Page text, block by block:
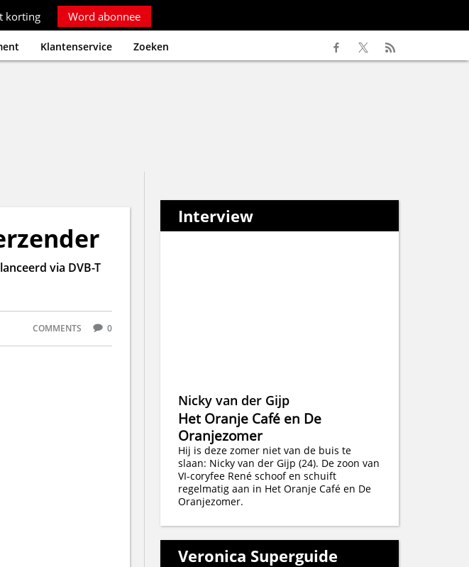
korting Word abonnee
Klantenservice Zoeken
via DVB-T
COMMENTS 0
Interview
Nicky van der Gijp
Het Oranje Café en De
Oranjezomer
Hij is deze zomer niet van de buis te
slaan: Nicky van der Gijp (24). De zoon van
VI-coryfee René schoof en schuift
regelmatig aan in Het Oranje Café en De
Oranjezomer.
Veronica Superguide